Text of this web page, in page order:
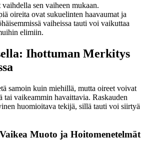
sen vaiheen mukaan.
oireita ovat sukuelinten haavaumat ja
vaiheissa tauti voi vaikuttaa
elimiin.
Ihottuman Merkitys
samoin kuin miehillä, mutta oireet voivat
tai vaikeammin havaittavia. Raskauden
huomioitava tekijä, sillä tauti voi siirtyä
Muoto ja Hoitomenetelmät